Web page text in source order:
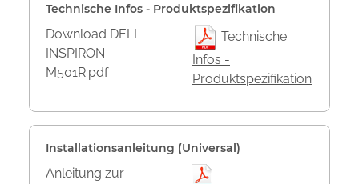
Technische Infos - Produktspezifikation
Download DELL
INSPIRON
M501R.pdf
Technische
Infos -
Produktspezifikation
Installationsanleitung (Universal)
Anleitung zur